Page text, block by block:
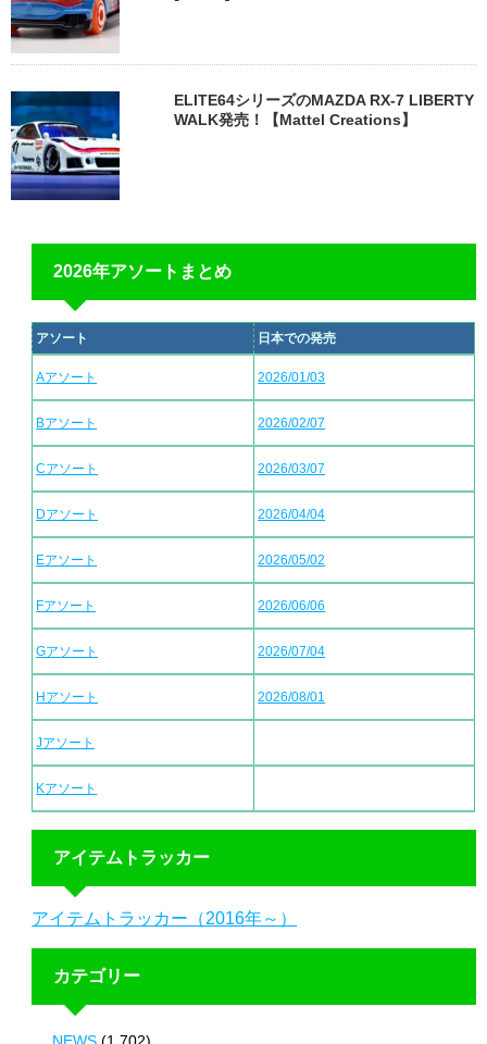
ELITE64シリーズのMAZDA RX-7 LIBERTY
WALK発売！【Mattel Creations】
2026年アソートまとめ
アソート 日本での発売
Aアソート 2026/01/03
Bアソート 2026/02/07
Cアソート 2026/03/07
Dアソート 2026/04/04
Eアソート 2026/05/02
Fアソート 2026/06/06
Gアソート 2026/07/04
Hアソート 2026/08/01
Jアソート
Kアソート
アイテムトラッカー
アイテムトラッカー（2016年～）
カテゴリー
NEWS (1,702)